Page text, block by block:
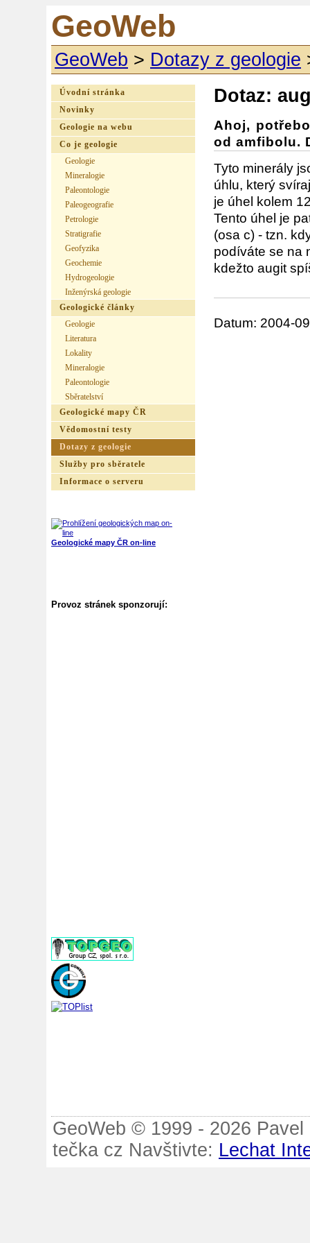
GeoWeb
GeoWeb > Dotazy z geologie
Dotaz:
Ahoj,
od amfibolu.
Tyto minerály
úhlu, který
je úhel kolem
Tento úhel je
(osa c) - tzn.
podíváte se na
kdežto augit
Datum: 2004-
Úvodní stránka
Novinky
Geologie na webu
Co je geologie
Geologie
Mineralogie
Paleontologie
Paleogeografie
Petrologie
Stratigrafie
Geofyzika
Geochemie
Hydrogeologie
Inženýrská geologie
Geologické články
Geologie
Literatura
Lokality
Mineralogie
Paleontologie
Sběratelství
Geologické mapy ČR
Vědomostní testy
Dotazy z geologie
Služby pro sběratele
Informace o serveru
Geologické mapy ČR on-line
Provoz stránek sponzorují:
GeoWeb © 1999 - 2026
tečka cz Navštivte: Lechat